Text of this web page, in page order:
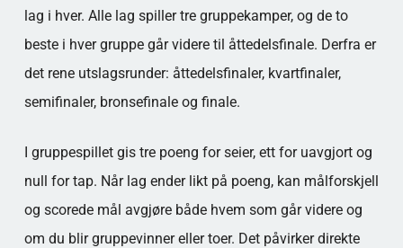
lag i hver. Alle lag spiller tre gruppekamper, og de to
beste i hver gruppe går videre til åttedelsfinale. Derfra er
det rene utslagsrunder: åttedelsfinaler, kvartfinaler,
semifinaler, bronsefinale og finale.
I gruppespillet gis tre poeng for seier, ett for uavgjort og
null for tap. Når lag ender likt på poeng, kan målforskjell
og scorede mål avgjøre både hvem som går videre og
om du blir gruppevinner eller toer. Det påvirker direkte